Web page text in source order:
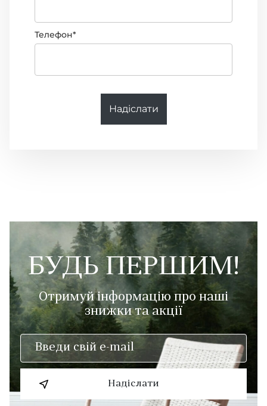
Телефон*
Надіслати
БУДЬ ПЕРШИМ!
Отримуй інформацію про наші
знижки та акції
Надіслати